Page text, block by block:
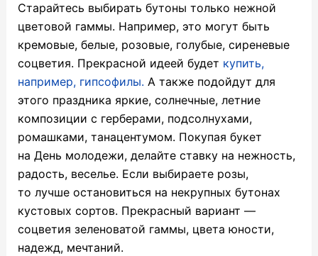
Старайтесь выбирать бутоны только нежной
цветовой гаммы. Например, это могут быть
кремовые, белые, розовые, голубые, сиреневые
соцветия. Прекрасной идеей будет купить,
например, гипсофилы. А также подойдут для
этого праздника яркие, солнечные, летние
композиции с герберами, подсолнухами,
ромашками, танацентумом. Покупая букет
на День молодежи, делайте ставку на нежность,
радость, веселье. Если выбираете розы,
то лучше остановиться на некрупных бутонах
кустовых сортов. Прекрасный вариант —
соцветия зеленоватой гаммы, цвета юности,
надежд, мечтаний.